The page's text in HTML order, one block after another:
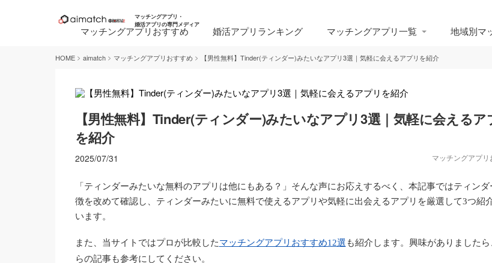
マッチングアプリ・
婚活アプリの専門メディア
マッチングアプリおすすめ 婚活アプリランキング マッチングアプリ一覧 地域別マ
HOME > aimatch > マッチングアプリおすすめ > 【男性無料】Tinder(ティンダー)みたいなアプリ3選｜気軽に会えるアプリを紹介
【男性無料】Tinder(ティンダー)みたいなアプリ3選｜気軽に会えるア
を紹介
2025/07/31 マッチングアプリ
「ティンダーみたいな無料のアプリは他にもある？」そんな声にお応えするべく、本記事ではティンダ
徴を改めて確認し、ティンダーみたいに無料で使えるアプリや気軽に出会えるアプリを厳選して3つ紹
います。
また、当サイトではプロが比較したマッチングアプリおすすめ12選 も紹介します。興味がありましたら
らの記事も参考にしてください。